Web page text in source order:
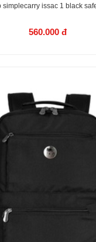
simplecarry issac 1 black
560.000 đ